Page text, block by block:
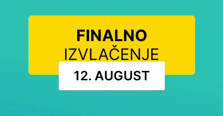
FINALNO
IZVLAČENJE
12. AUGUST